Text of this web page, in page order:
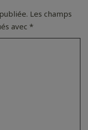
Les champs
avec *